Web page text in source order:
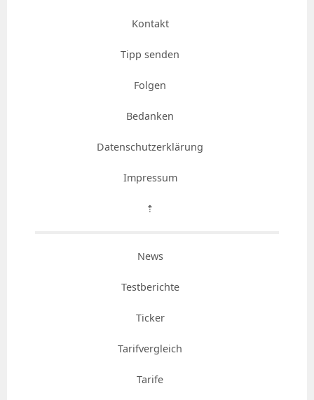
Kontakt
Tipp senden
Folgen
Bedanken
Datenschutzerklärung
Impressum
⇡
News
Testberichte
Ticker
Tarifvergleich
Tarife